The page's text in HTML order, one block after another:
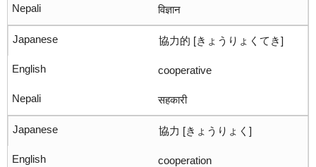
विज्ञान
協力的 [きょうりょくてき]
cooperative
सहकारी
協力 [きょうりょく]
cooperation